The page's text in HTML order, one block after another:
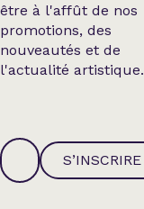
être à l'affût de nos
promotions, des
nouveautés et de
l'actualité artistique.
S’INSCRIRE